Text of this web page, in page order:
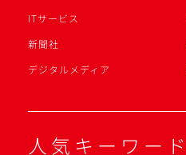
ITサービス
新聞社
デジタルメディア
人気キーワード